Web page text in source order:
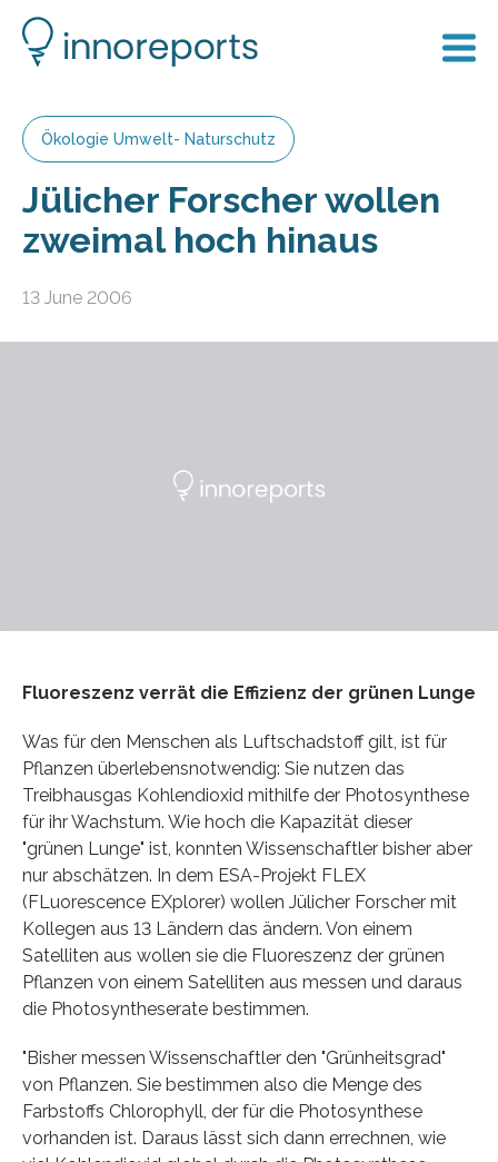
Ökologie Umwelt- Naturschutz
Jülicher Forscher wollen
zweimal hoch hinaus
13 June 2006
Fluoreszenz verrät die Effizienz der grünen Lunge
Was für den Menschen als Luftschadstoff gilt, ist für
Pflanzen überlebensnotwendig: Sie nutzen das
Treibhausgas Kohlendioxid mithilfe der Photosynthese
für ihr Wachstum. Wie hoch die Kapazität dieser
"grünen Lunge" ist, konnten Wissenschaftler bisher aber
nur abschätzen. In dem ESA-Projekt FLEX
(FLuorescence EXplorer) wollen Jülicher Forscher mit
Kollegen aus 13 Ländern das ändern. Von einem
Satelliten aus wollen sie die Fluoreszenz der grünen
Pflanzen von einem Satelliten aus messen und daraus
die Photosyntheserate bestimmen.
"Bisher messen Wissenschaftler den "Grünheitsgrad"
von Pflanzen. Sie bestimmen also die Menge des
Farbstoffs Chlorophyll, der für die Photosynthese
vorhanden ist. Daraus lässt sich dann errechnen, wie